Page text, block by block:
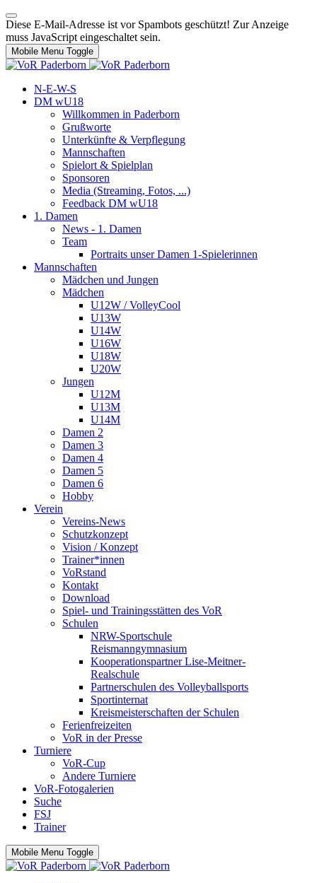
Diese E-Mail-Adresse ist vor Spambots geschützt! Zur Anzeige
muss JavaScript eingeschaltet sein.
Mobile Menu Toggle
N-E-W-S
DM wU18
Willkommen in Paderborn
Grußworte
Unterkünfte & Verpflegung
Mannschaften
Spielort & Spielplan
Sponsoren
Media (Streaming, Fotos, ...)
Feedback DM wU18
1. Damen
News - 1. Damen
Team
Portraits unser Damen 1-Spielerinnen
Mannschaften
Mädchen und Jungen
Mädchen
U12W / VolleyCool
U13W
U14W
U16W
U18W
U20W
Jungen
U12M
U13M
U14M
Damen 2
Damen 3
Damen 4
Damen 5
Damen 6
Hobby
Verein
Vereins-News
Schutzkonzept
Vision / Konzept
Trainer*innen
VoRstand
Kontakt
Download
Spiel- und Trainingsstätten des VoR
Schulen
NRW-Sportschule
Reismanngymnasium
Kooperationspartner Lise-Meitner-
Realschule
Partnerschulen des Volleyballsports
Sportinternat
Kreismeisterschaften der Schulen
Ferienfreizeiten
VoR in der Presse
Turniere
VoR-Cup
Andere Turniere
VoR-Fotogalerien
Suche
FSJ
Trainer
Mobile Menu Toggle